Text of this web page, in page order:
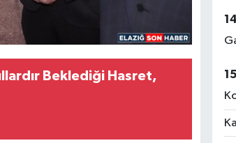
Beklediği Hasret,